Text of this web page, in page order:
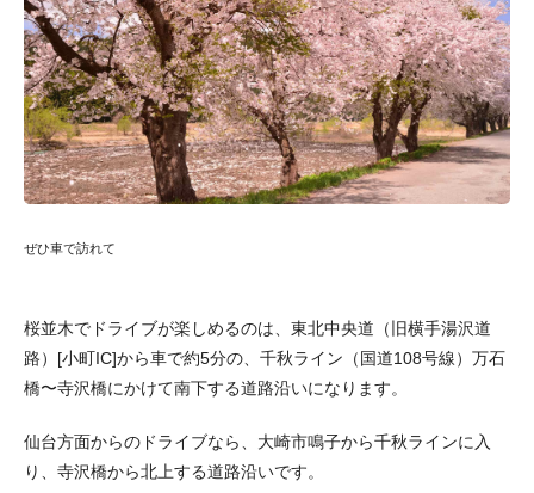
ぜひ車で訪れて
桜並木でドライブが楽しめるのは、東北中央道（旧横手湯沢道
路）[小町IC]から車で約5分の、千秋ライン（国道108号線）万石
橋〜寺沢橋にかけて南下する道路沿いになります。
仙台方面からのドライブなら、大崎市鳴子から千秋ラインに入
り、寺沢橋から北上する道路沿いです。